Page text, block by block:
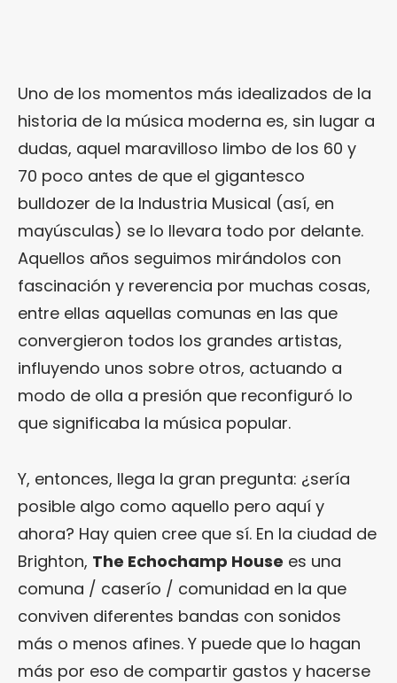
Uno de los momentos más idealizados de la
historia de la música moderna es, sin lugar a
dudas, aquel maravilloso limbo de los 60 y
70 poco antes de que el gigantesco
bulldozer de la Industria Musical (así, en
mayúsculas) se lo llevara todo por delante.
Aquellos años seguimos mirándolos con
fascinación y reverencia por muchas cosas,
entre ellas aquellas comunas en las que
convergieron todos los grandes artistas,
influyendo unos sobre otros, actuando a
modo de olla a presión que reconfiguró lo
que significaba la música popular.
Y, entonces, llega la gran pregunta: ¿sería
posible algo como aquello pero aquí y
ahora? Hay quien cree que sí. En la ciudad de
Brighton, The Echochamp House es una
comuna / caserío / comunidad en la que
conviven diferentes bandas con sonidos
más o menos afines. Y puede que lo hagan
más por eso de compartir gastos y hacerse